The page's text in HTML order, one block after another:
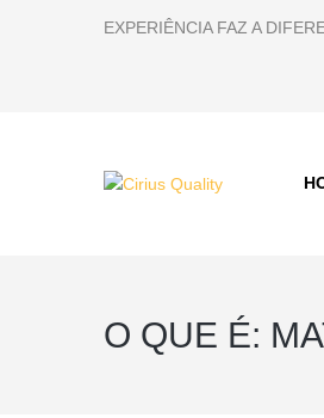
EXPERIÊNCIA FAZ A
O QUE É: